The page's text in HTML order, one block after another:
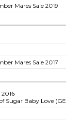
Mares Sale 2019
Mares Sale 2017
2016
Sugar Baby Love